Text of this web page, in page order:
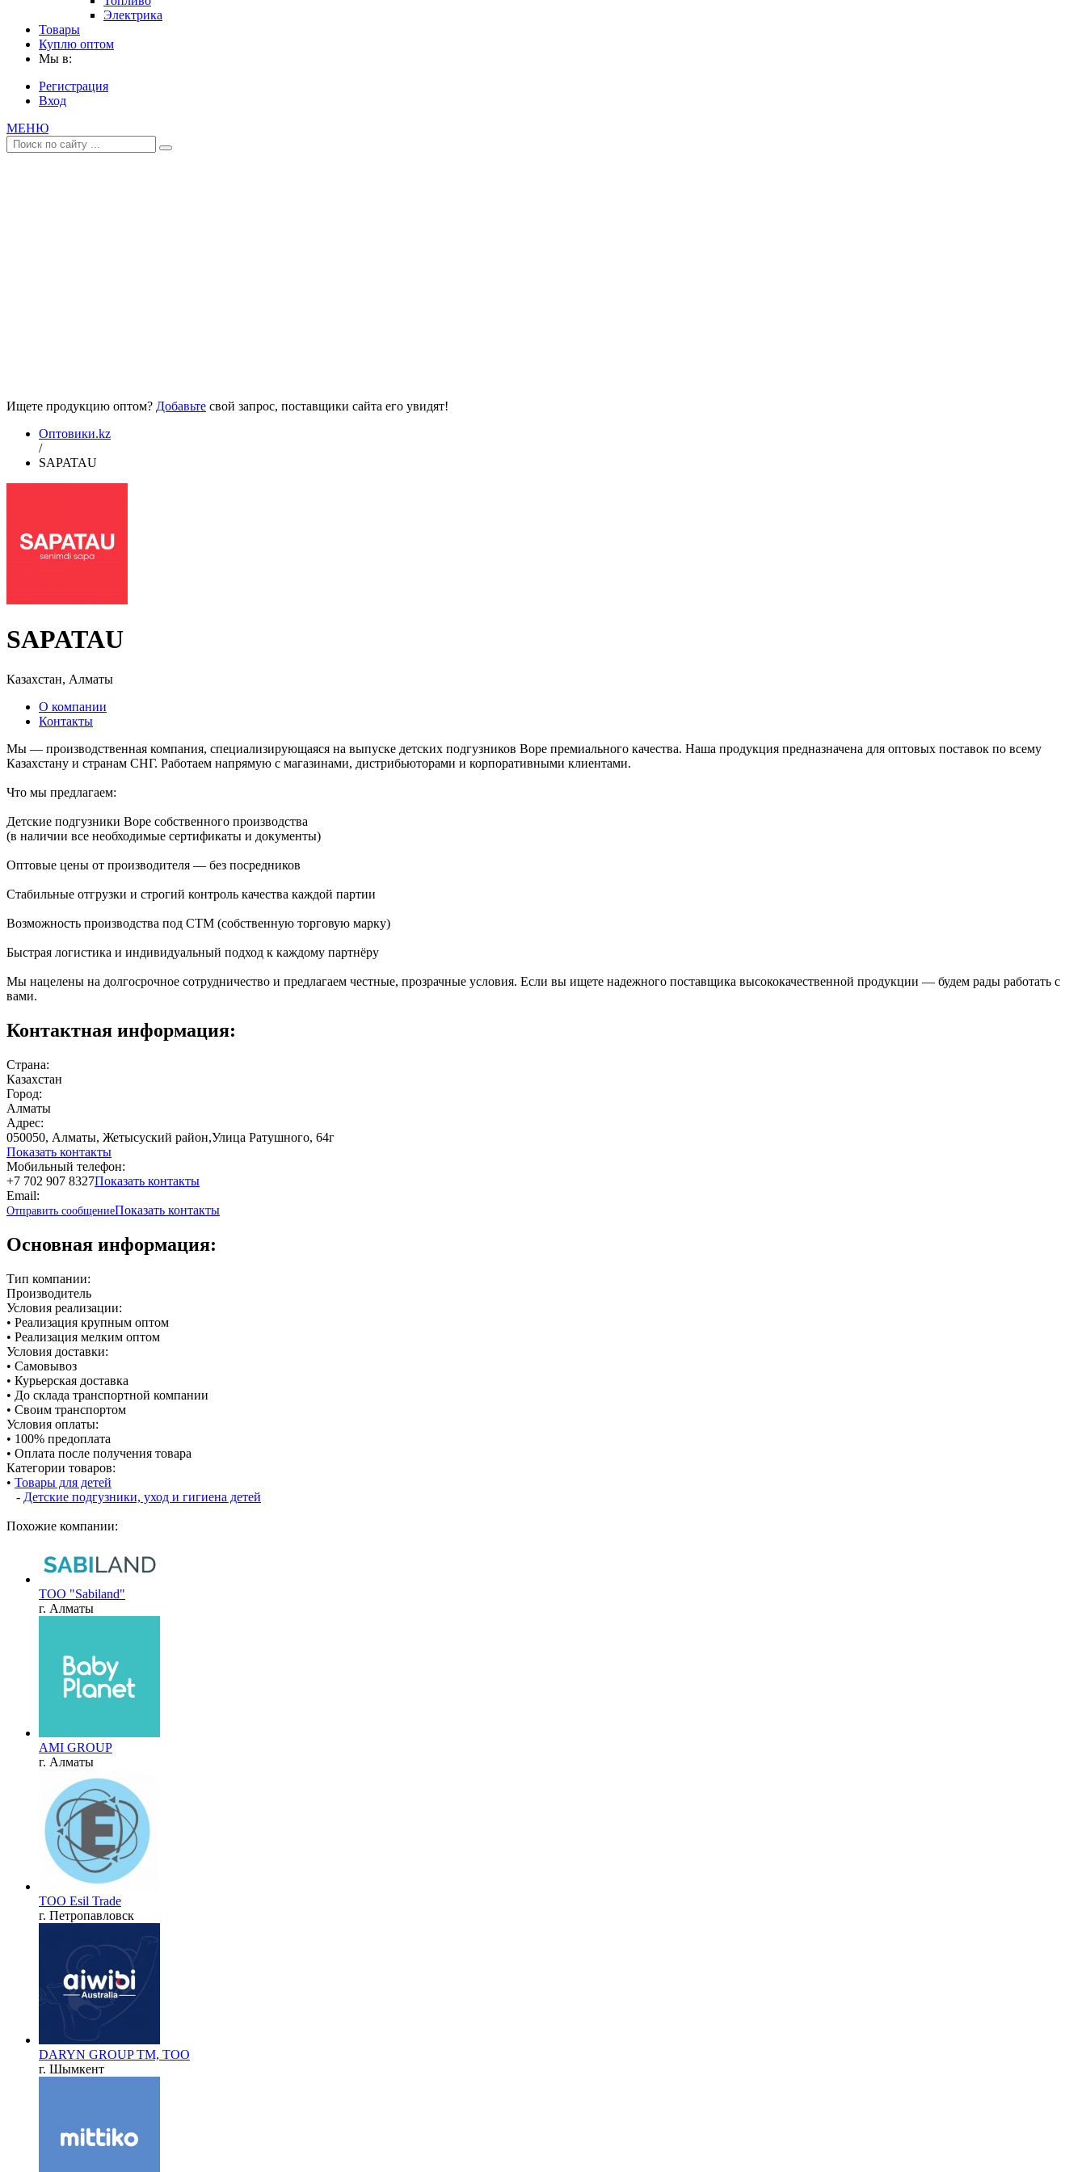
Электрика
Товары
Куплю оптом
Мы в:
Регистрация
Вход
МЕНЮ
Ищете продукцию оптом? Добавьте свой запрос, поставщики сайта его увидят!
Оптовики.kz
/
SAPATAU
SAPATAU
Казахстан, Алматы
О компании
Контакты
Мы — производственная компания, специализирующаяся на выпуске детских подгузников Bope премиального качества. Наша продукция предназначена для оптовых поставок по всему
Казахстану и странам СНГ. Работаем напрямую с магазинами, дистрибьюторами и корпоративными клиентами.
Что мы предлагаем:
Детские подгузники Bope собственного производства
(в наличии все необходимые сертификаты и документы)
Оптовые цены от производителя — без посредников
Стабильные отгрузки и строгий контроль качества каждой партии
Возможность производства под СТМ (собственную торговую марку)
Быстрая логистика и индивидуальный подход к каждому партнёру
Мы нацелены на долгосрочное сотрудничество и предлагаем честные, прозрачные условия. Если вы ищете надежного поставщика высококачественной продукции — будем рады работать с
вами.
Контактная информация:
Страна:
Казахстан
Город:
Алматы
Адрес:
050050, Алматы​, ​Жетысуский район,Улица Ратушного, 64г
Показать контакты
Мобильный телефон:
+7 702 907 8327Показать контакты
Email:
Отправить сообщениеПоказать контакты
Основная информация:
Тип компании:
Производитель
Условия реализации:
• Реализация крупным оптом
• Реализация мелким оптом
Условия доставки:
• Самовывоз
• Курьерская доставка
• До склада транспортной компании
• Своим транспортом
Условия оплаты:
• 100% предоплата
• Оплата после получения товара
Категории товаров:
• Товары для детей
- Детские подгузники, уход и гигиена детей
Похожие компании:
TOO "Sabiland"
г. Алматы
AMI GROUP
г. Алматы
ТОО Esil Trade
г. Петропавловск
DARYN GROUP TM, ТОО
г. Шымкент